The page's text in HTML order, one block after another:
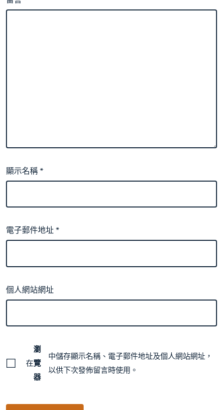
顯示名稱*
電子郵件地址*
個人網站網址
在
瀏
覽
器
中儲存顯示名稱、電子郵件地址及個人網站網址，
以供下次發佈留言時使用。